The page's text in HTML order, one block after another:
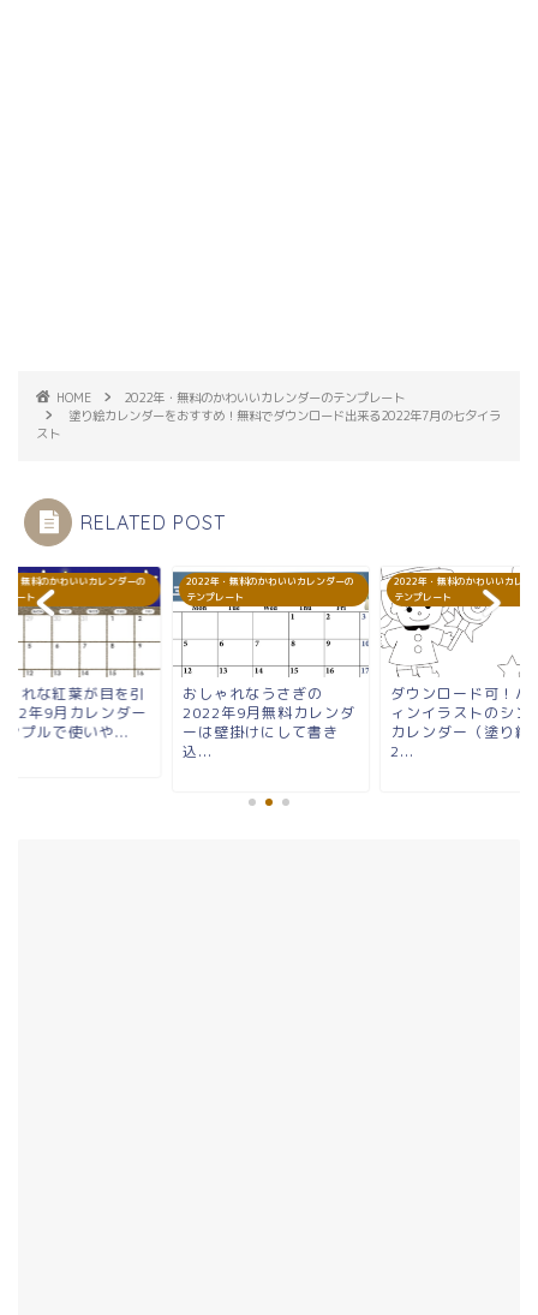
HOME
2022年・無料のかわいいカレンダーのテンプレート
塗り絵カレンダーをおすすめ！無料でダウンロード出来る2022年7月の七夕イラ
スト
RELATED POST
・無料のかわいいカレンダーの
レート
ゃれな紅葉が目を引
年9月カレンダー
ンプルで使いや...
2022年・無料のかわいいカレンダーの
テンプレート
おしゃれなうさぎの
2022年9月無料カレンダ
ーは壁掛けにして書き
込...
2022年・無料のかわいいカレン
テンプレート
ダウンロード可！ハ
ィンイラストのシン
カレンダー（塗り絵
2...